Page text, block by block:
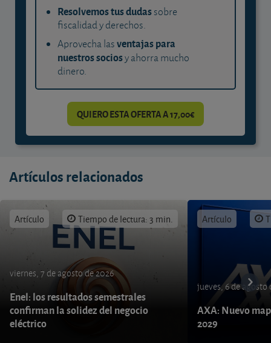
Resolvemos tus dudassobre
fiscalidad y derechos.
Aprovecha lasventajas para
nuestros sociosy ahorra mucho
dinero.
QUIERO ESTA OFERTA A 17,00€
Artículos relacionados
Artículo Tiempo de lectura: 3 min.
viernes, 7 de agosto de 2026
Enel: los resultados semestrales
confirman la solidez del negocio
eléctrico
Artículo
jueves, 6 de agosto
AXA: Nuevo
2029